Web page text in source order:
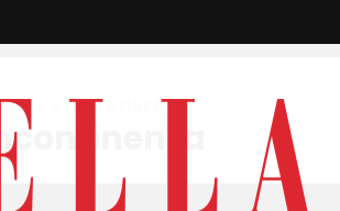
HOME » INCONTINENZA
incontinenza